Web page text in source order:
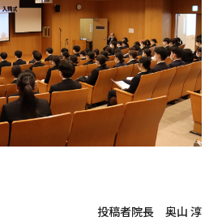
投稿者院長 奥山 淳